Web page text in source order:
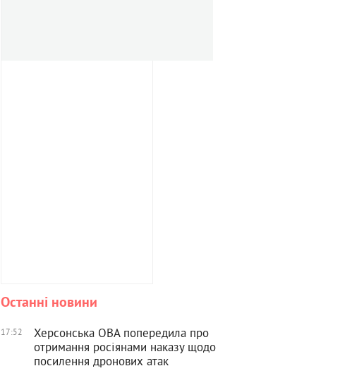
Останні новини
17:52
Херсонська ОВА попередила про
отримання росіянами наказу щодо
посилення дронових атак